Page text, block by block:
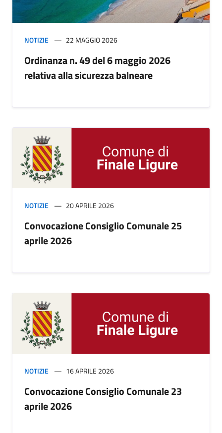
NOTIZIE 22 MAGGIO 2026
Ordinanza n. 49 del 6 maggio 2026
relativa alla sicurezza balneare
NOTIZIE 20 APRILE 2026
Convocazione Consiglio Comunale 25
aprile 2026
NOTIZIE 16 APRILE 2026
Convocazione Consiglio Comunale 23
aprile 2026